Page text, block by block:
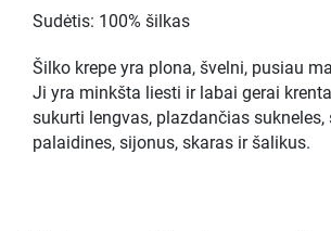
Sudėtis: 100% šilkas
Šilko krepe yra plona, švelni, pusiau
Ji yra minkšta liesti ir labai gerai
sukurti lengvas, plazdančias
palaidines, sijonus, skaras ir šalikus.